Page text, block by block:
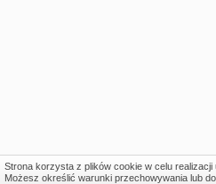
Strona korzysta z plików cookie w celu realizacji
Możesz określić warunki przechowywania lub